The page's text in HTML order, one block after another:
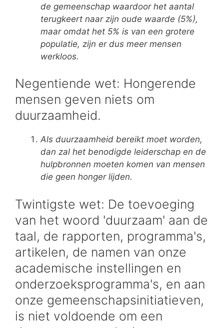
de gemeenschap waardoor het aantal
terugkeert naar zijn oude waarde (5%),
maar omdat het 5% is van een grotere
populatie, zijn er dus meer mensen
werkloos.
Negentiende wet: Hongerende
mensen geven niets om
duurzaamheid.
Als duurzaamheid bereikt moet worden,
dan zal het benodigde leiderschap en de
hulpbronnen moeten komen van mensen
die geen honger lijden.
Twintigste wet: De toevoeging
van het woord 'duurzaam' aan de
taal, de rapporten, programma's,
artikelen, de namen van onze
academische instellingen en
onderzoeksprogramma's, en aan
onze gemeenschapsinitiatieven,
is niet voldoende om een